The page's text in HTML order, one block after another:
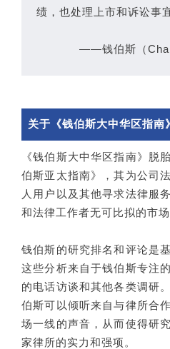
绩，也处理上市和诉讼事宜
——钱伯斯（
关于《钱伯斯大中华区指南》
《钱伯斯大中华区指南》脱
伯斯亚太指南》，其为公司
人用户以及其他寻求法律服
和法律工作者无可比拟的市
钱伯斯的研究排名和评论是
这些分析来自于钱伯斯专注
的电话访谈和其他各类调研
伯斯可以倾听来自与律所合
场一线的声音，从而使得研
家律所的实力和强项。